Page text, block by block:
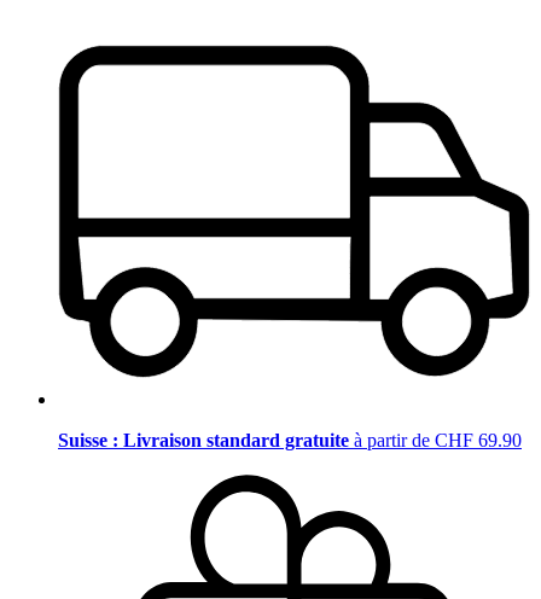
Suisse : Livraison standard gratuite à partir de CHF 69.90